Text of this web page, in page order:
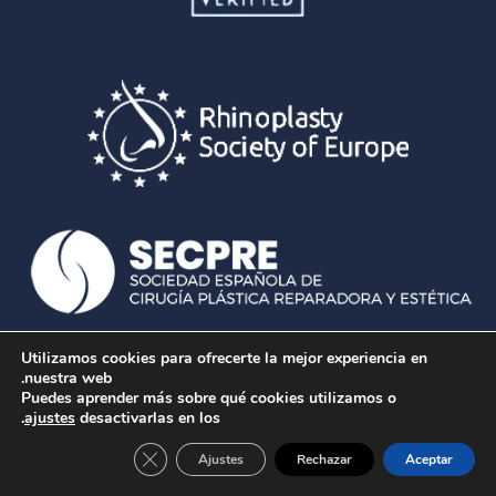
Chat de la clínica
Utilizamos cookies para ofrecerte la mejor experiencia en
nuestra web.
Puedes aprender más sobre qué cookies utilizamos o
desactivarlas en los
ajustes
.
Aceptar
Rechazar
Ajustes
de cookies RGPD